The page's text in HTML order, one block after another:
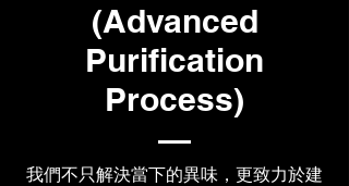
(Advanced
Purification
Process)
我們不只解決當下的異味，更致力於建